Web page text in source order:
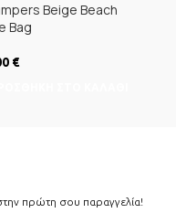
Beige Beach
Bag
€
πρώτη σου παραγγελία!